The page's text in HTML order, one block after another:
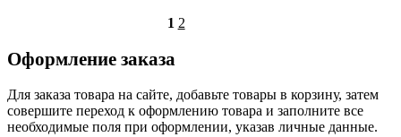
1 2
Оформление заказа
Для заказа товара на сайте, добавьте товары в корзину, затем
совершите переход к оформлению товара и заполните все
необходимые поля при оформлении, указав личные данные.